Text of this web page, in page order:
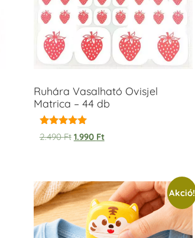
Ruhára Vasalható Ovisjel
Matrica – 44 db
Értékelés:
5.00
2.490Ft 1.990 Ft
Akció!